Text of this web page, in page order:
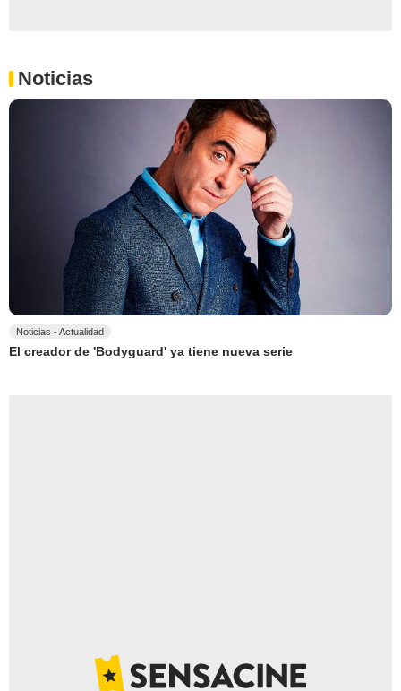
Noticias
Noticias - Actualidad
El creador de 'Bodyguard' ya tiene nueva serie